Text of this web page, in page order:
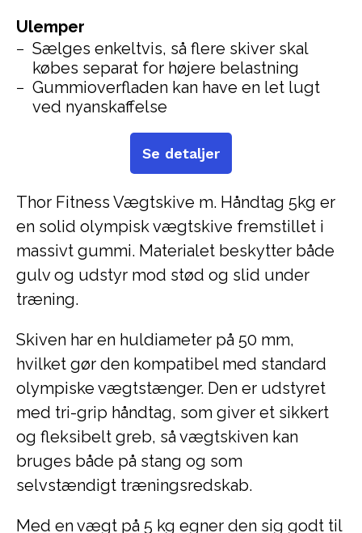
Thor Fitness Vægtskive m. Håndtag 5kg er
en solid olympisk vægtskive fremstillet i
massivt gummi. Materialet beskytter både
gulv og udstyr mod stød og slid under
træning.
Skiven har en huldiameter på 50 mm,
hvilket gør den kompatibel med standard
olympiske vægtstænger. Den er udstyret
med tri-grip håndtag, som giver et sikkert
og fleksibelt greb, så vægtskiven kan
bruges både på stang og som
selvstændigt træningsredskab.
Med en vægt på 5 kg egner den sig godt til
Ulemper
Sælges enkeltvis, så flere skiver skal
købes separat for højere belastning
Gummioverfladen kan have en let lugt
ved nyanskaffelse
Se detaljer